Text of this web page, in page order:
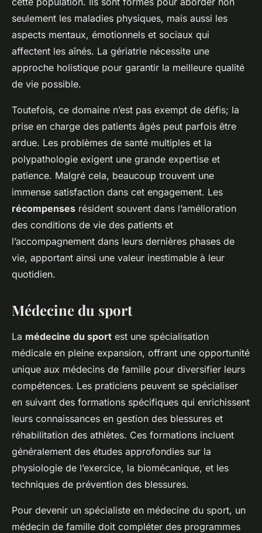
seulement les maladies physiques, mais aussi les
aspects mentaux, émotionnels et sociaux qui
affectent les aînés. La gériatrie nécessite une
approche holistique pour garantir la meilleure qualité
de vie possible.
Toutefois, ce domaine n’est pas exempt de défis; la
prise en charge des patients âgés peut parfois être
ardue. Les problèmes de santé multiples et la
polypathologie exigent une grande expertise et
patience. Malgré cela, beaucoup trouvent une
immense satisfaction dans cet engagement. Les
récompenses résident souvent dans l’amélioration
des conditions de vie des patients et
l’accompagnement dans leurs dernières phases de
vie, apportant ainsi une valeur inestimable à leur
quotidien.
Médecine du sport
La médecine du sport est une spécialisation
médicale en pleine expansion, offrant une opportunité
unique aux médecins de famille pour diversifier leurs
compétences. Les praticiens peuvent se spécialiser
en suivant des formations spécifiques qui enrichissent
leurs connaissances en gestion des blessures et
réhabilitation des athlètes. Ces formations incluent
généralement des études approfondies sur la
physiologie de l’exercice, la biomécanique, et les
techniques de prévention des blessures.
Pour devenir un spécialiste en médecine du sport, un
médecin de famille doit compléter des programmes